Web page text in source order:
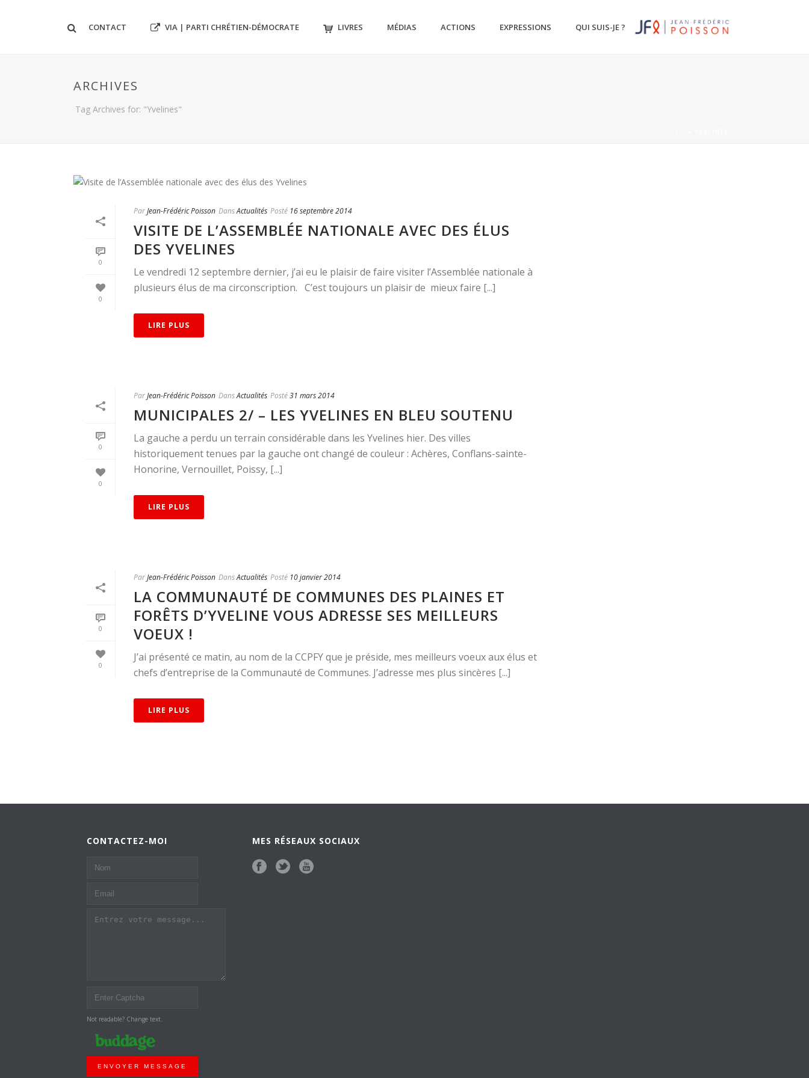
QUI SUIS-JE ?
EXPRESSIONS
ACTIONS
MÉDIAS
LIVRES
VIA | PARTI CHRÉTIEN-DÉMOCRATE
CONTACT
ARCHIVES
Tag Archives for: "Yvelines"
0
0
ParJean-Frédéric Poisson DansActualités Posté 16 septembre 2014
VISITE DE L’ASSEMBLÉE NATIONALE AVEC DES ÉLUS
DES YVELINES
Le vendredi 12 septembre dernier, j’ai eu le plaisir de faire visiter l’Assemblée nationale à
plusieurs élus de ma circonscription. C’est toujours un plaisir de mieux faire [...]
LIRE PLUS
0
0
ParJean-Frédéric Poisson DansActualités Posté31 mars 2014
MUNICIPALES 2/ – LES YVELINES EN BLEU SOUTENU
La gauche a perdu un terrain considérable dans les Yvelines hier. Des villes
historiquement tenues par la gauche ont changé de couleur : Achères, Conflans-sainte-
Honorine, Vernouillet, Poissy, [...]
LIRE PLUS
0
0
ParJean-Frédéric Poisson DansActualités Posté 10 janvier 2014
LA COMMUNAUTÉ DE COMMUNES DES PLAINES ET
FORÊTS D’YVELINE VOUS ADRESSE SES MEILLEURS
VOEUX !
J’ai présenté ce matin, au nom de la CCPFY que je préside, mes meilleurs voeux aux élus et
chefs d’entreprise de la Communauté de Communes. J’adresse mes plus sincères [...]
LIRE PLUS
CONTACTEZ-MOI
Not readable? Change text.
ENVOYER MESSAGE
MES RÉSEAUX SOCIAUX